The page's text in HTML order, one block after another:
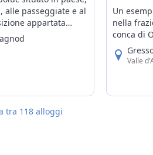
passeggiate e al
appartata
che lo circonda.
cucina
Un
nella
conca di
Valle
tra 118 alloggi